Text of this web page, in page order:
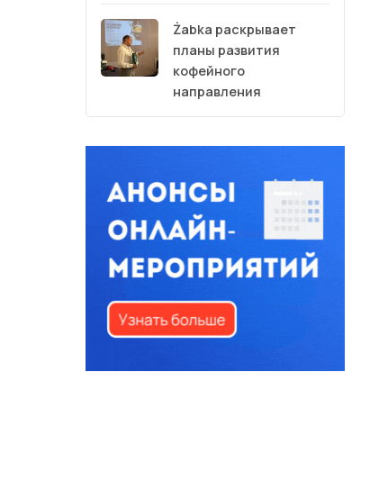
Żabka раскрывает
планы развития
кофейного
направления